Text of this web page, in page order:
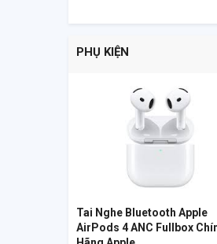
PHỤ KIỆN
Tai Nghe Bluetooth Apple
AirPods 4 ANC Fullbox